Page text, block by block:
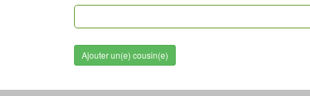
Ajouter un(e) cousin(e)